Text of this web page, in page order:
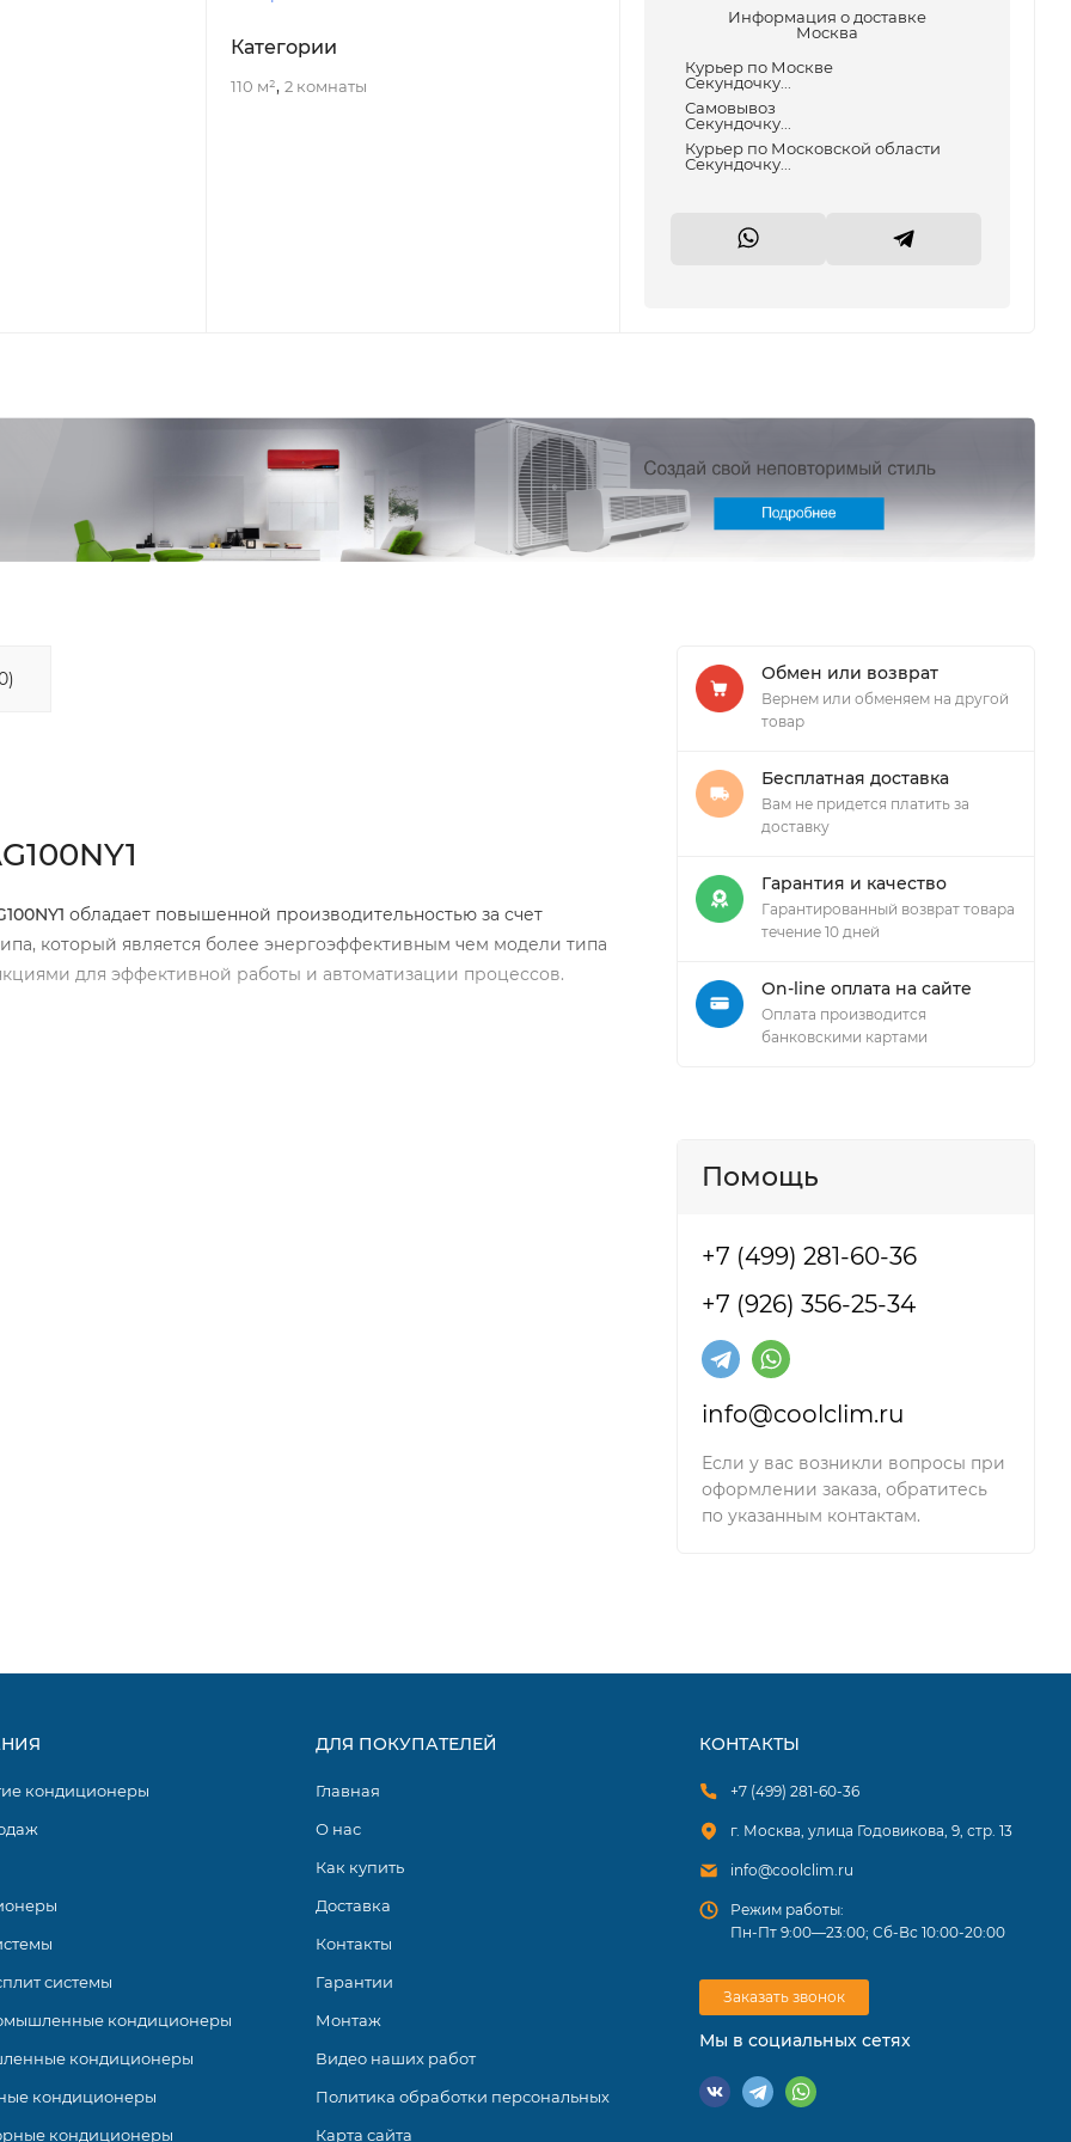
Категории
110 м², 2 комнаты
Информация о доставке
Москва
Курьер по Москве
Секундочку...
Самовывоз
Секундочку...
Курьер по Московской области
Секундочку...
обладает повышенной производительностью за счет
который является более энергоэффективным чем модели типа
для эффективной работы и автоматизации процессов.
Alpha обеспечивается наивысшие в классе качество и
Обмен или возврат
Вернем или обменяем на другой
товар
Бесплатная доставка
Вам не придется платить за
доставку
Гарантия и качество
Гарантированный возврат товара
течение 10 дней
On-line оплата на сайте
Оплата производится
банковскими картами
Помощь
+7 (499) 281-60-36
+7 (926) 356-25-34
info@coolclim.ru
Если у вас возникли вопросы при
оформлении заказа, обратитесь
по указанным контактам.
кондиционеры
системы
кондиционеры
кондиционеры
кондиционеры
кондиционеры
ДЛЯ ПОКУПАТЕЛЕЙ
Главная
О нас
Как купить
Доставка
Контакты
Гарантии
Монтаж
Видео наших работ
Политика обработки персональных
Карта сайта
КОНТАКТЫ
+7 (499) 281-60-36
г. Москва, улица Годовикова, 9, стр. 13
info@coolclim.ru
Режим работы:
Пн-Пт 9:00—23:00; Сб-Вс 10:00-20:00
Заказать звонок
Мы в социальных сетях